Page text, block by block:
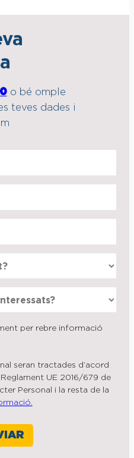
o bé omple
teves dades i
per rebre informació
seran tractades d’acord
UE 2016/679 de
Personal i la resta de la